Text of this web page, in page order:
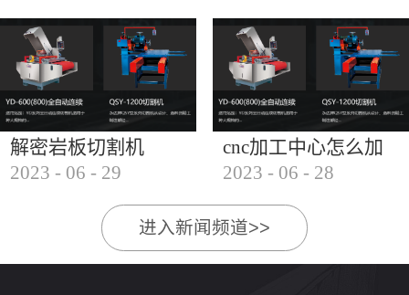
是用于实现快速切割大型石材和工业砖石的机器，具
有高效、节能、环保等优点，是现代建筑行业必不可
少的设备之一。但是，如何选择合适的桥切机厂家也
是很多消费者不得不面对的问题。选择一个靠谱的桥
切机厂家，是保证桥切机使用效果和...
解密岩板切割机
2023 - 06 - 29
cnc加工中心怎么加
工石材
2023 - 06 - 28
进入新闻频道>>